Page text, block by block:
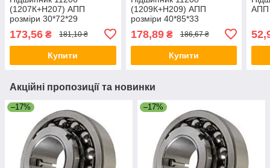
(1207К+Н207) АПП
розміри 30*72*29
173,56 ₴ 181,10 ₴
Купити
(1209К+Н209) АПП
розміри 40*85*33
178,89₴ 186,67 ₴
Купити
АПП
Акційні пропозиції та новинки
–17% –17%